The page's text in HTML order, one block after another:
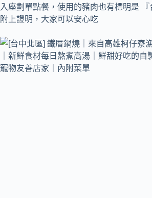
入座劃單點餐，使用的豬肉也有標明是 『
附上證明，大家可以安心吃